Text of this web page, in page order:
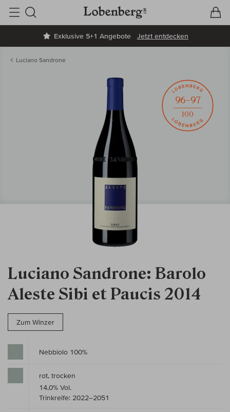
Exklusive 5+1 Angebote Jetzt entdecken
Suche
Luciano Sandrone
Luciano Sandrone: Barolo
Aleste Sibi et Paucis 2014
Zum Winzer
96–97
100
Nebbiolo 100%
rot, trocken
14,0% Vol.
Trinkreife: 2022–2051